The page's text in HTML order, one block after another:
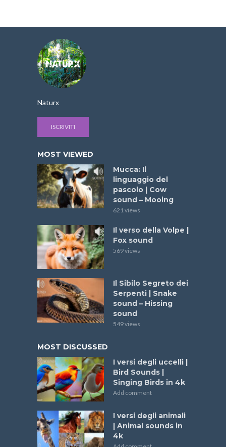
Naturx
ISCRIVITI
MOST VIEWED
Mucca: Il
linguaggio del
pascolo | Cow
sound – Mooing
621 views
Il verso della Volpe |
Fox sound
569 views
Il Sibilo Segreto dei
Serpenti | Snake
sound – Hissing
sound
549 views
MOST DISCUSSED
I versi degli uccelli |
Bird Sounds |
Singing Birds in 4k
Add comment
I versi degli animali
| Animal sounds in
4k